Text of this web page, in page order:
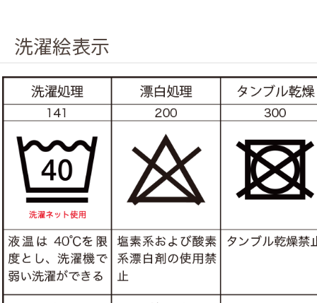
洗濯絵表示